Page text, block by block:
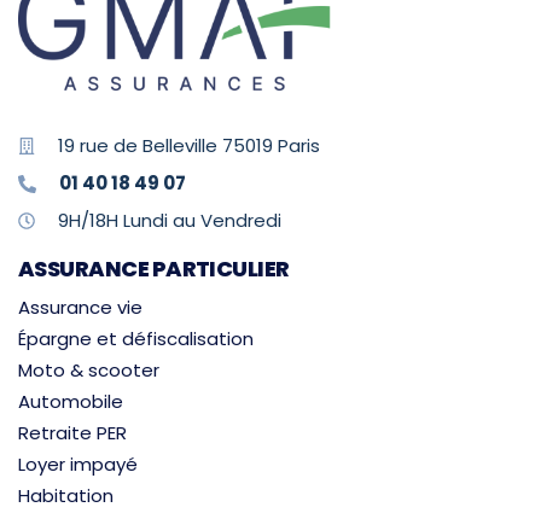
19 rue de Belleville 75019 Paris
01 40 18 49 07
9H/18H Lundi au Vendredi
ASSURANCE PARTICULIER
Assurance vie
Épargne et défiscalisation
Moto & scooter
Automobile
Retraite PER
Loyer impayé
Habitation